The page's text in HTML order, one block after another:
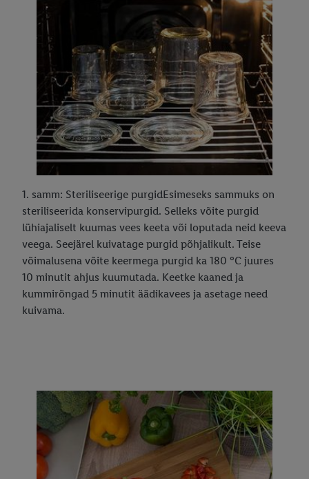
1. samm: Steriliseerige purgidEsimeseks sammuks on
steriliseerida konservipurgid. Selleks võite purgid
lühiajaliselt kuumas vees keeta või loputada neid keeva
veega. Seejärel kuivatage purgid põhjalikult. Teise
võimalusena võite keermega purgid ka 180 °C juures
10 minutit ahjus kuumutada. Keetke kaaned ja
kummirõngad 5 minutit äädikavees ja asetage need
kuivama.